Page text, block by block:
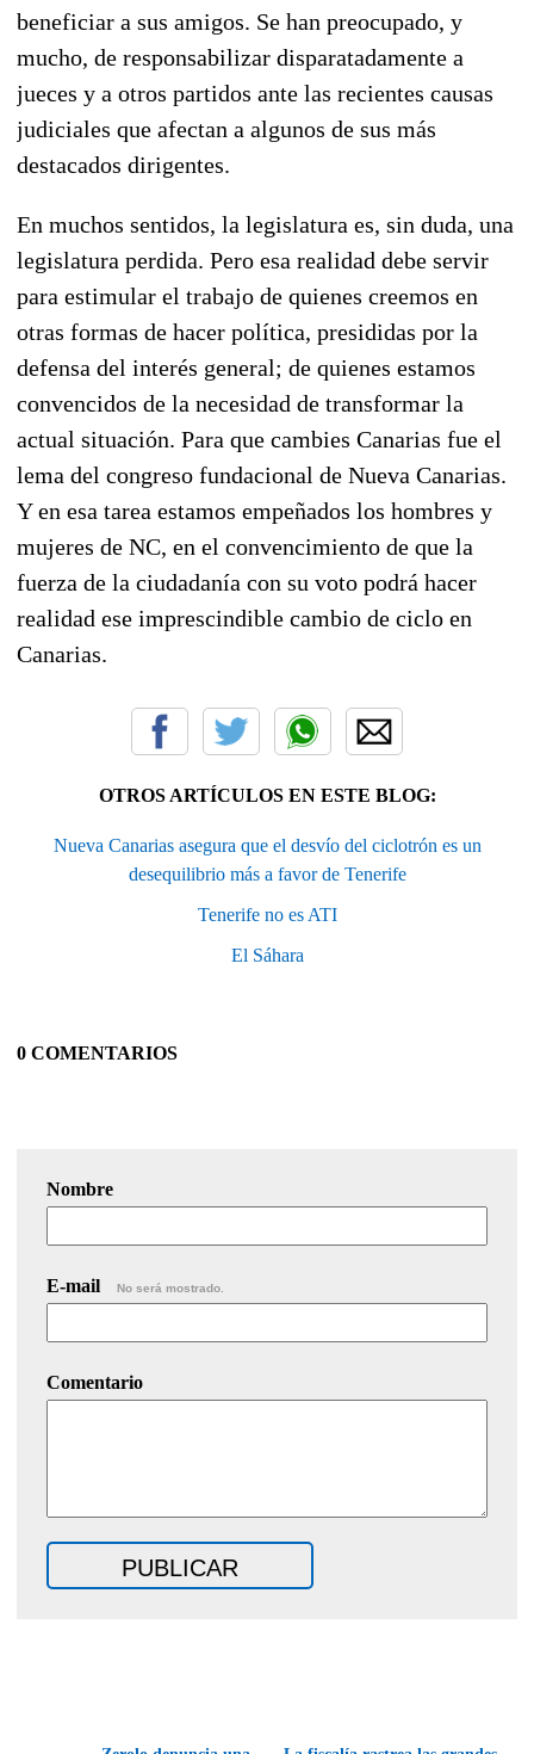
beneficiar a sus amigos. Se han preocupado, y
mucho, de responsabilizar disparatadamente a
jueces y a otros partidos ante las recientes causas
judiciales que afectan a algunos de sus más
destacados dirigentes.
En muchos sentidos, la legislatura es, sin duda, una
legislatura perdida. Pero esa realidad debe servir
para estimular el trabajo de quienes creemos en
otras formas de hacer política, presididas por la
defensa del interés general; de quienes estamos
convencidos de la necesidad de transformar la
actual situación. Para que cambies Canarias fue el
lema del congreso fundacional de Nueva Canarias.
Y en esa tarea estamos empeñados los hombres y
mujeres de NC, en el convencimiento de que la
fuerza de la ciudadanía con su voto podrá hacer
realidad ese imprescindible cambio de ciclo en
Canarias.
OTROS ARTÍCULOS EN ESTE BLOG:
Nueva Canarias asegura que el desvío del ciclotrón es un
desequilibrio más a favor de Tenerife
Tenerife no es ATI
El Sáhara
0 COMENTARIOS
Nombre
E-mail No será mostrado.
Comentario